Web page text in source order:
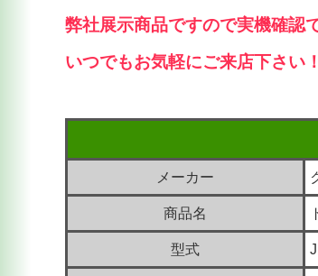
弊社展示商品ですので実機確認
いつでもお気軽にご来店下さい！
メーカー
商品名
型式